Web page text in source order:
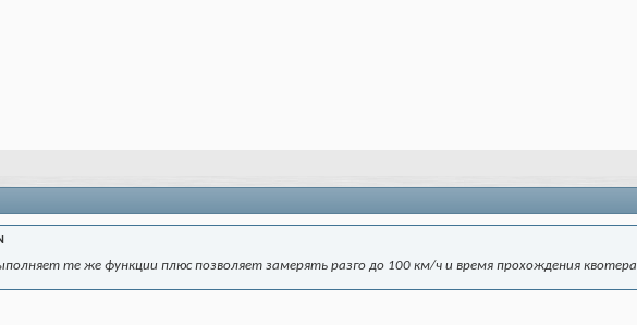
те же функции плюс позволяет замерять разго до 100 км/ч и время прохождения квотера